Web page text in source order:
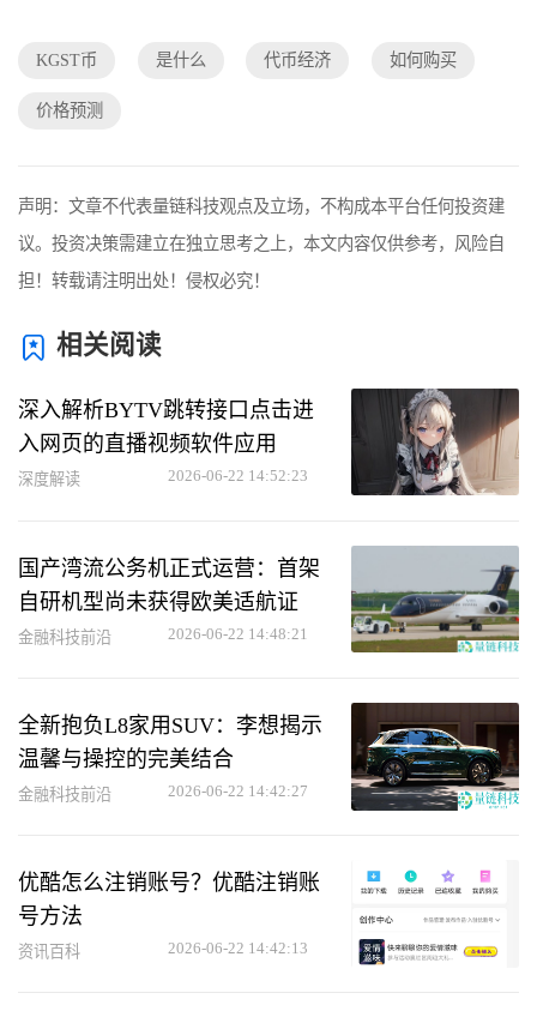
KGST币 是什么 代币经济 如何购买
价格预测
声明：文章不代表量链科技观点及立场，不构成本平台任何投资建
议。投资决策需建立在独立思考之上，本文内容仅供参考，风险自
担！转载请注明出处！侵权必究！
相关阅读
深入解析BYTV跳转接口点击进
入网页的直播视频软件应用
深度解读 2026-06-22 14:52:23
国产湾流公务机正式运营：首架
自研机型尚未获得欧美适航证
金融科技前沿 2026-06-22 14:48:21
全新抱负L8家用SUV：李想揭示
温馨与操控的完美结合
金融科技前沿 2026-06-22 14:42:27
优酷怎么注销账号？优酷注销账
号方法
资讯百科 2026-06-22 14:42:13